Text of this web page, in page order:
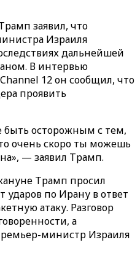
заявил, что
Израиля
дальнейшей
В интервью
12 он сообщил, что
проявить
быть осторожным с тем,
очень скоро ты можешь
— заявил Трамп.
Трамп просил
ударов по Ирану в ответ
атаку. Разговор
а
министр Израиля